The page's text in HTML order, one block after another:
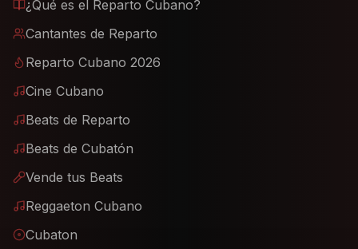
¿Qué es el Reparto Cubano?
Cantantes de Reparto
Reparto Cubano 2026
Cine Cubano
Beats de Reparto
Beats de Cubatón
Vende tus Beats
Reggaeton Cubano
Cubaton